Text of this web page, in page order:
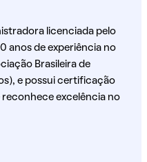
licenciada pelo
anos de experiência no
Brasileira de
e possui certificação
reconhece excelência no